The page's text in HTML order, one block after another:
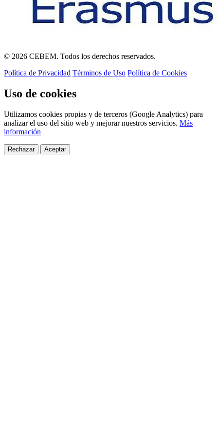
© 2026 CEBEM. Todos los derechos reservados.
Política de Privacidad Términos de Uso Política de Cookies
Uso de cookies
Utilizamos cookies propias y de terceros (Google Analytics) para
analizar el uso del sitio web y mejorar nuestros servicios. Más
información
Rechazar Aceptar